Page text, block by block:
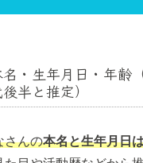
・生年月日・年齢
半と推定）
さんの本名と生年月日